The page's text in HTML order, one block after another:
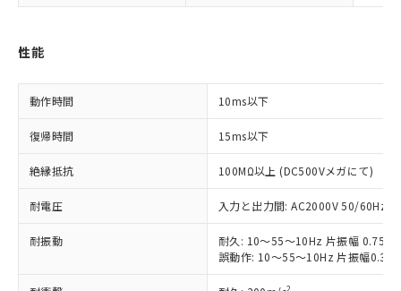
性能
動作時間 10ms以下
復帰時間 15ms以下
絶縁抵抗 100MΩ以上 (DC500Vメガにて)
耐電圧 入力と出力間: AC2000V 50/60Hz
耐振動
耐久: 10～55～10Hz 片振幅
誤動作: 10～55～10Hz 片振幅
2
ご利用条件
以下の条件をお読みいただき、同意のうえ
本サービスは、当社制御機器事業取扱
対応済み：EU RoHS指令（10物質）の
非含有に対応した製品が提供可能な商品で
す。
対応予定：EU RoHS指令（10物質）の非含
有に対応した製品に切り替える予定のある
対応予定なし：EU RoHS指令（10物質）の
非含有に非対応の商品で、対応品を出す予
調査・確認中：EU RoHS指令（10物質）の
非含有の対応状況を調査中または確認中の